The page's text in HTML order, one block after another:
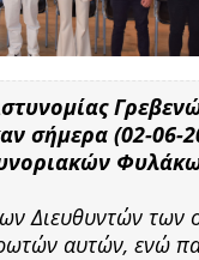
σήμερα (02-06-
Διευθυντών των
αυτών, ενώ